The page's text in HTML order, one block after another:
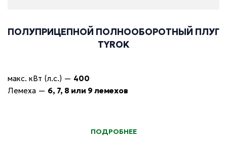
ПОЛУПРИЦЕПНОЙ ПОЛНООБОРОТНЫЙ ПЛУГ
TYROK
макс. кВт (л.с.) — 400
Лемеха — 6, 7, 8 или 9 лемехов
ПОДРОБНЕЕ